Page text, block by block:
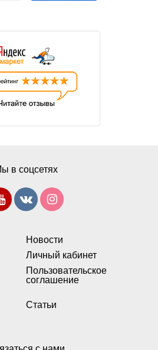
Новости
Личный кабинет
Пользовательское
соглашение
Статьи
в соцсетях